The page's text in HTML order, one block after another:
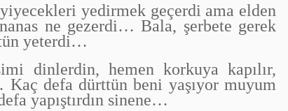
yedirmek geçerdi ama elden
ne gezerdi… Bala, şerbete gerek
yeterdi…
dinlerdin, hemen korkuya kapılır,
defa dürttün beni yaşıyor muyum
yapıştırdın sinene…